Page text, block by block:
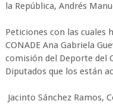
la República, Andrés
Peticiones con las cuales
CONADE Ana Gabriela
comisión del Deporte del
Diputados que los están
Jacinto Sánchez Ramos,